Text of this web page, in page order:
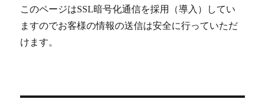
このページはSSL暗号化通信を採用（導入）してい
ますのでお客様の情報の送信は安全に行っていただ
けます。